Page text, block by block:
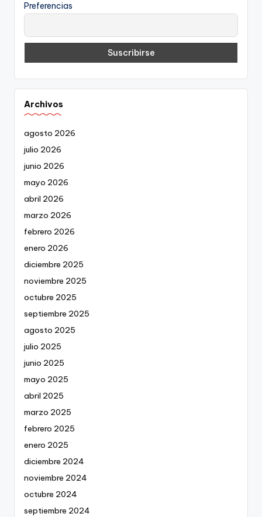
Preferencias
Archivos
agosto 2026
julio 2026
junio 2026
mayo 2026
abril 2026
marzo 2026
febrero 2026
enero 2026
diciembre 2025
noviembre 2025
octubre 2025
septiembre 2025
agosto 2025
julio 2025
junio 2025
mayo 2025
abril 2025
marzo 2025
febrero 2025
enero 2025
diciembre 2024
noviembre 2024
octubre 2024
septiembre 2024